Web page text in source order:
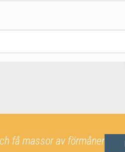
få massor av förmåner